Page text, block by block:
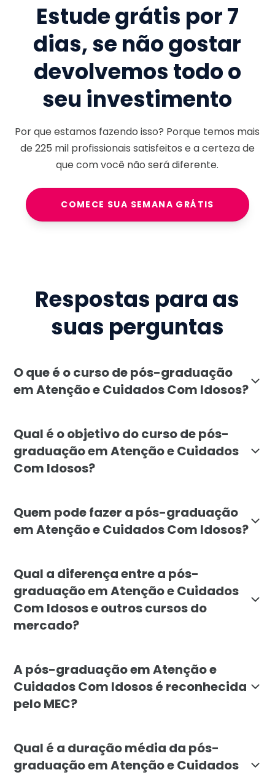
Estude grátis por 7
dias, se não gostar
devolvemos todo o
seu investimento
Por que estamos fazendo isso? Porque temos mais
de225 milprofissionais satisfeitos e a certeza de
que com você não será diferente.
COMECE SUA SEMANA GRÁTIS
Respostas para as
suas perguntas
O que é o curso de pós-graduação
em Atenção e Cuidados Com Idosos?
Qual é o objetivo do curso de pós-
graduação em Atenção e Cuidados
Com Idosos?
Quem pode fazer a pós-graduação
em Atenção e Cuidados Com Idosos?
Qual a diferença entre a pós-
graduação em Atenção e Cuidados
Com Idosos e outros cursos do
mercado?
A pós-graduação em Atenção e
Cuidados Com Idosos é reconhecida
pelo MEC?
Qual é a duração média da pós-
graduação em Atenção e Cuidados